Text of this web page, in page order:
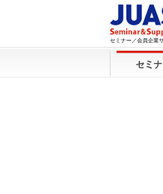
セミナー／会員企業